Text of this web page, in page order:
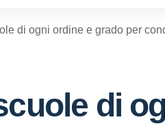
di ogni ordine e grado per
di